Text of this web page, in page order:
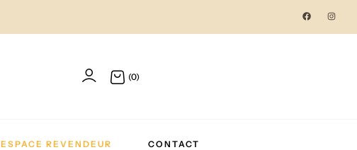
(0)
ESPACE REVENDEUR CONTACT